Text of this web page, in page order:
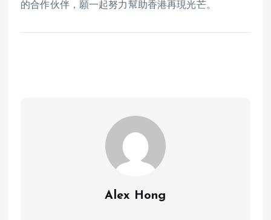
的合作伙伴，願一起努力幫助香港再現光芒。
Alex Hong